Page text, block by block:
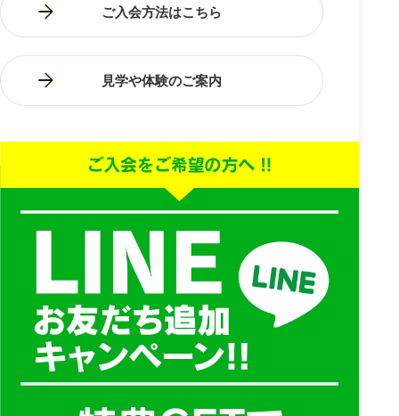
ご入会方法はこちら
見学や体験のご案内